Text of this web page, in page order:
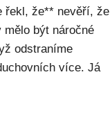
řekl, že** nevěří, že
mělo být náročné
odstraníme
více. Já